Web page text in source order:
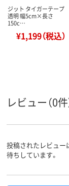
ジット タイガーテープ
透明 幅5cm×長さ
150c…
¥1,199（税込）
レビュー（0件
投稿されたレビュー
待ちしています。